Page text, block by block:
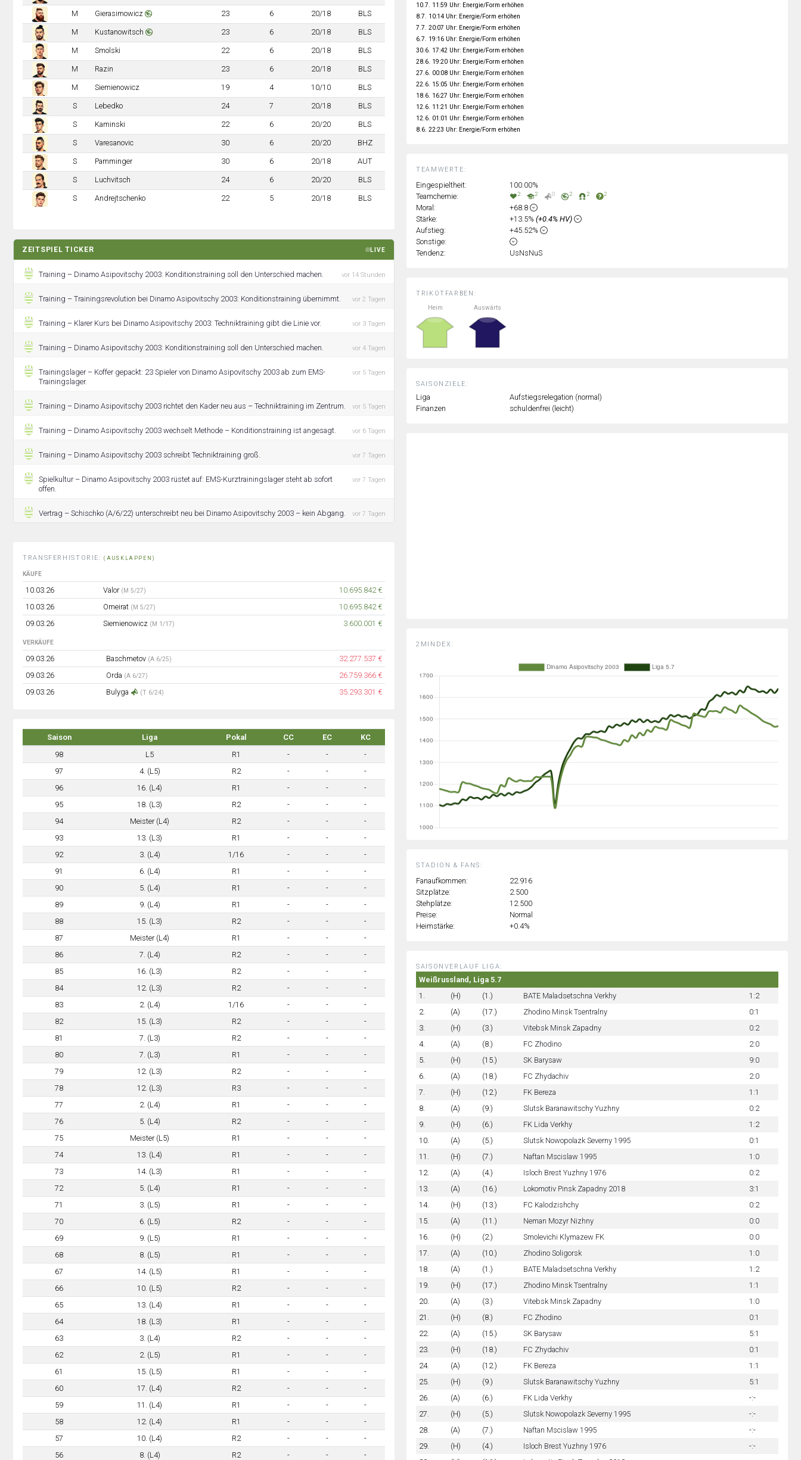
M Gierasimowicz 23 6 20/18 BLS
M Kustanowitsch 23 6 20/18 BLS
M Smolski 22 6 20/18 BLS
M Razin 23 6 20/18 BLS
M Siemienowicz 19 4 10/10 BLS
S Lebedko 24 7 20/18 BLS
S Kaminski 22 6 20/20 BLS
S Varesanovic 30 6 20/20 BHZ
S Pamminger 30 6 20/18 AUT
S Luchvitsch 24 6 20/20 BLS
S Andrejtschenko 22 5 20/18 BLS
ZEITSPIEL TICKER LIVE
Training – Dinamo Asipovitschy 2003: Konditionstraining soll den Unterschied machen. vor 14 Stunden
Training – Trainingsrevolution bei Dinamo Asipovitschy 2003: Konditionstraining übernimmt. vor 2 Tagen
Training – Klarer Kurs bei Dinamo Asipovitschy 2003: Techniktraining gibt die Linie vor. vor 3 Tagen
Training – Dinamo Asipovitschy 2003: Konditionstraining soll den Unterschied machen. vor 4 Tagen
Trainingslager – Koffer gepackt: 23 Spieler von Dinamo Asipovitschy 2003 ab zum EMS-
Trainingslager.
vor 5 Tagen
Training – Dinamo Asipovitschy 2003 richtet den Kader neu aus – Techniktraining im Zentrum. vor 5 Tagen
Training – Dinamo Asipovitschy 2003 wechselt Methode – Konditionstraining ist angesagt. vor 6 Tagen
Training – Dinamo Asipovitschy 2003 schreibt Techniktraining groß. vor 7 Tagen
Spielkultur – Dinamo Asipovitschy 2003 rüstet auf: EMS-Kurztrainingslager steht ab sofort
offen.
vor 7 Tagen
Vertrag – Schischko (A/6/22) unterschreibt neu bei Dinamo Asipovitschy 2003 – kein Abgang. vor 7 Tagen
TRANSFERHISTORIE:(AUSKLAPPEN)
KÄUFE
10.03.26 Valor (M 5/27)
10.695.842 €
10.03.26
Omeirat (M 5/27)
10.695.842 €
09.03.26
Siemienowicz (M 1/17) 3.600.001 €
VERKÄUFE
09.03.26 Baschmetov (A 6/25)
32.277.537 €
09.03.26
Orda (A 6/27)
26.759.366 €
09.03.26
Bulyga (T 6/24) 35.293.301 €
Saison Liga Pokal CC EC
KC
98
L5 R1 - -
-
97
4. (L5) R2 - -
-
96
16. (L4) R1 - -
-
95
18. (L3) R2 - -
-
94
Meister (L4) R2 - -
-
93
13. (L3) R1 - -
-
92
3. (L4) 1/16 - -
-
91
6. (L4) R1 - -
-
90
5. (L4) R1 - -
-
89
9. (L4) R1 - -
-
88
15. (L3) R2 - -
-
87
Meister (L4) R1 - -
-
86
7. (L4) R2 - -
-
85
16. (L3) R2 - -
-
84
12. (L3) R2 - -
-
83
2. (L4) 1/16 - -
-
82
15. (L3) R2 - -
-
81
7. (L3) R2 - -
-
80
7. (L3) R1 - -
-
79
12. (L3) R2 - -
-
78
12. (L3) R3 - -
-
77
2. (L4) R1 - -
-
76
5. (L4) R2 - -
-
75
Meister (L5) R1 - -
-
74
13. (L4) R1 - -
-
73
14. (L3) R1 - -
-
72
5. (L4) R1 - -
-
71
3. (L5) R1 - -
-
70
6. (L5) R2 - -
-
69
9. (L5) R1 - -
-
68
8. (L5) R1 - -
-
67
14. (L5) R1 - -
-
66
10. (L5) R2 - -
-
65
13. (L4) R1 - -
-
64
18. (L3) R1 - -
-
63
3. (L4) R2 - -
-
62
2. (L5) R1 - -
-
61
15. (L5) R1 - -
-
60
17. (L4) R2 - -
-
59
11. (L4) R1 - -
-
58
12. (L4) R1 - -
-
57
10. (L4) R2 - -
-
56
8. (L4) R2 - - -
TRIKOTFARBEN:
Heim
Auswärts
SAISONZIELE:
Liga
Aufstiegsrelegation (normal)
Finanzen
schuldenfrei (leicht)
2MINDEX:
TEAMWERTE:
Eingespieltheit:
100.00%
Teamchemie:
2 2 0 2 2 2
Moral:
+68.8
Stärke:
+13.5% (+0.4% HV)
Aufstieg:
+45.52%
Sonstige:
Tendenz:
UsNsNuS
10.7. 11:59 Uhr: Energie/Form erhöhen
8.7. 10:14 Uhr: Energie/Form erhöhen
7.7. 20:07 Uhr: Energie/Form erhöhen
6.7. 19:16 Uhr: Energie/Form erhöhen
30.6. 17:42 Uhr: Energie/Form erhöhen
28.6. 19:20 Uhr: Energie/Form erhöhen
27.6. 00:08 Uhr: Energie/Form erhöhen
22.6. 15:05 Uhr: Energie/Form erhöhen
18.6. 16:27 Uhr: Energie/Form erhöhen
12.6. 11:21 Uhr: Energie/Form erhöhen
12.6. 01:01 Uhr: Energie/Form erhöhen
8.6. 22:23 Uhr: Energie/Form erhöhen
STADION & FANS:
Fanaufkommen:
22.916
Sitzplätze:
2.500
Stehplätze:
12.500
Preise:
Normal
Heimstärke:
+0.4%
SAISONVERLAUF LIGA:
Weißrussland, Liga 5.7
1.
(H) (1.) BATE Maladsetschna Verkhy
1:2
2.
(A) (17.) Zhodino Minsk Tsentralny
0:1
3.
(H) (3.) Vitebsk Minsk Zapadny
0:2
4.
(A) (8.) FC Zhodino
2:0
5.
(H) (15.) SK Barysaw
9:0
6.
(A) (18.) FC Zhydachiv
2:0
7.
(H) (12.) FK Bereza
1:1
8.
(A) (9.) Slutsk Baranawitschy Yuzhny
0:2
9.
(H) (6.) FK Lida Verkhy
1:2
10.
(A) (5.) Slutsk Nowopolazk Severny 1995
0:1
11.
(H) (7.) Naftan Mscislaw 1995
1:0
12.
(A) (4.) Isloch Brest Yuzhny 1976
0:2
13.
(A) (16.) Lokomotiv Pinsk Zapadny 2018
3:1
14.
(H) (13.) FC Kalodzishchy
0:2
15.
(A) (11.) Neman Mozyr Nizhny
0:0
16.
(H) (2.) Smolevichi Klymazew FK
0:0
17.
(A) (10.) Zhodino Soligorsk
1:0
18.
(A) (1.) BATE Maladsetschna Verkhy
1:2
19.
(H) (17.) Zhodino Minsk Tsentralny
1:1
20.
(A) (3.) Vitebsk Minsk Zapadny
1:0
21.
(H) (8.) FC Zhodino
0:1
22.
(A) (15.) SK Barysaw
5:1
23.
(H) (18.) FC Zhydachiv
0:1
24.
(A) (12.) FK Bereza
1:1
25.
(H) (9.) Slutsk Baranawitschy Yuzhny
5:1
26.
(A) (6.) FK Lida Verkhy
-:-
27.
(H) (5.) Slutsk Nowopolazk Severny 1995
-:-
28.
(A) (7.) Naftan Mscislaw 1995
-:-
29.
(H) (4.) Isloch Brest Yuzhny 1976
-:-